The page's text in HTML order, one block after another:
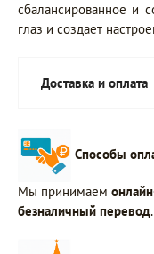
сбалансированное и
глаз и создает
Доставка и оплата
Способы
Мы принимаем
безналичный перевод.